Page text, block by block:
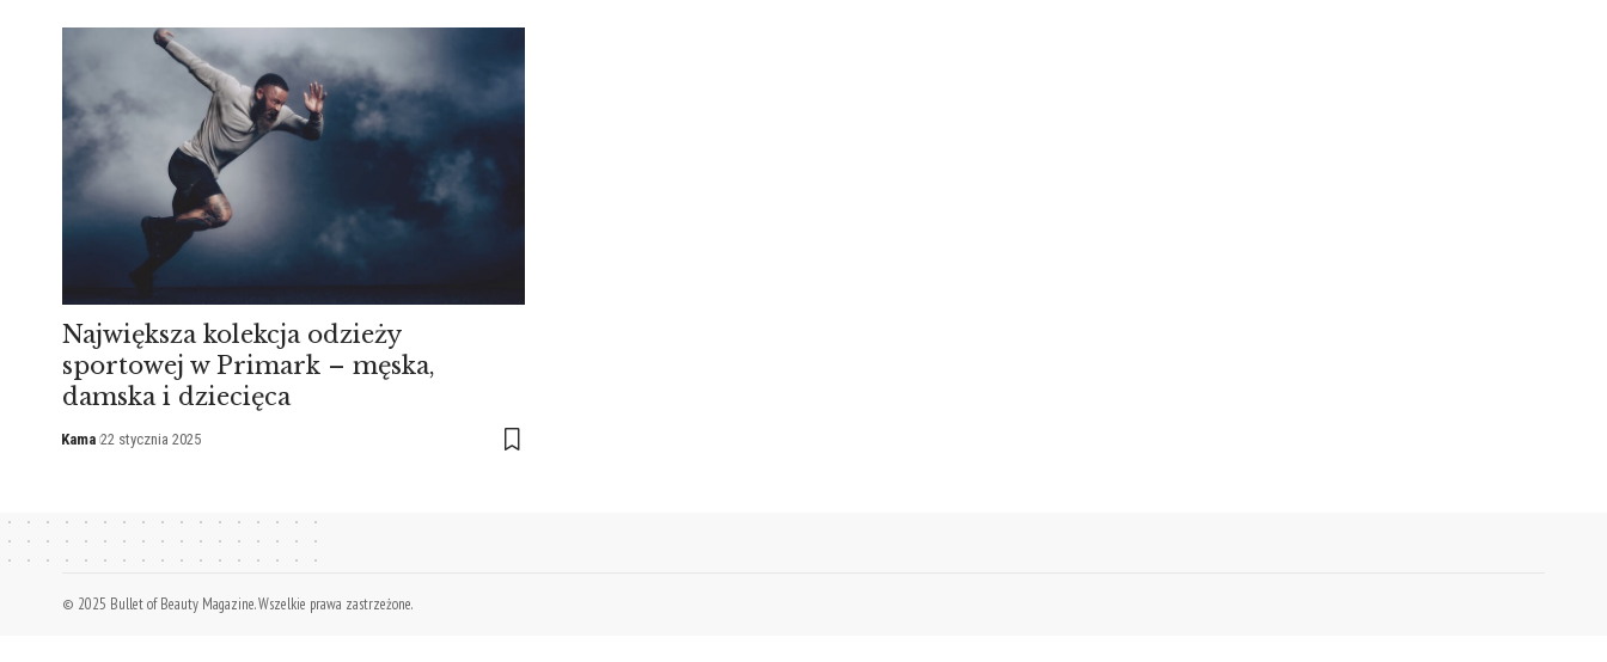
Największa kolekcja odzieży
sportowej w Primark – męska,
damska i dziecięca
Kama 22 stycznia 2025
© 2025 Bullet of Beauty Magazine. Wszelkie prawa zastrzeżone.